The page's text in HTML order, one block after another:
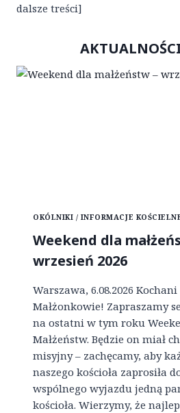
dalsze treści]
OKÓLNIKI / INFORMACJE
Weekend dla
wrzesień 2026
Warszawa, 6.08.2026 Kochani
Małżonkowie! Zapraszamy
na ostatni w tym roku
Małżeństw. Będzie on miał
misyjny – zachęcamy, aby
naszego kościoła zaprosiła
wspólnego wyjazdu jedną
kościoła. Wierzymy, że